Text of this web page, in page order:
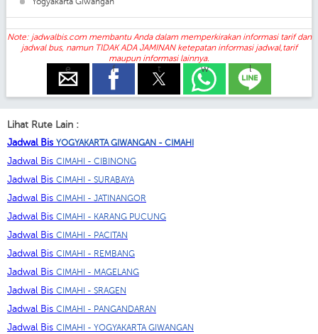
Note: jadwalbis.com membantu Anda dalam memperkirakan informasi tarif dan
jadwal bus, namun TIDAK ADA JAMINAN ketepatan informasi jadwal,tarif
maupun informasi lainnya.
e f t w l
Lihat Rute Lain :
Jadwal Bis YOGYAKARTA GIWANGAN - CIMAHI
Jadwal Bis CIMAHI - CIBINONG
Jadwal Bis CIMAHI - SURABAYA
Jadwal Bis CIMAHI - JATINANGOR
Jadwal Bis CIMAHI - KARANG PUCUNG
Jadwal Bis CIMAHI - PACITAN
Jadwal Bis CIMAHI - REMBANG
Jadwal Bis CIMAHI - MAGELANG
Jadwal Bis CIMAHI - SRAGEN
Jadwal Bis CIMAHI - PANGANDARAN
Jadwal Bis CIMAHI - YOGYAKARTA GIWANGAN